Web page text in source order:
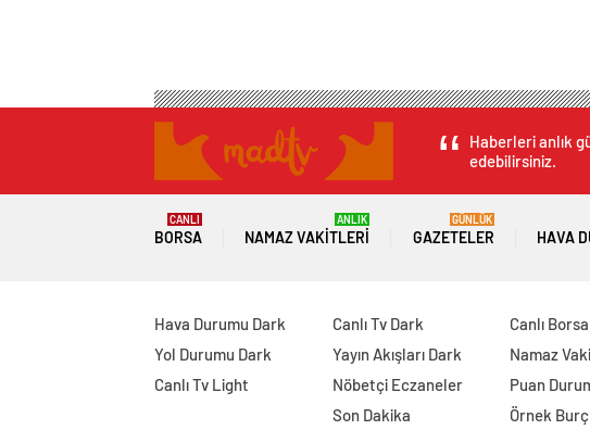
Haberleri anlık
edebilirsiniz.
BORSA
CANLI
NAMAZ VAKITLERI
ANLIK
GAZETELER
GÜNLÜK
HAVA
Hava Durumu Dark
Yol Durumu Dark
Canlı Tv Light
Canlı Tv Dark
Yayın Akışları Dark
Nöbetçi Eczaneler
Son Dakika
Canlı Borsa
Namaz
Puan
Örnek